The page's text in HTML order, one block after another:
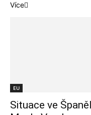
Více
EU
Situace ve